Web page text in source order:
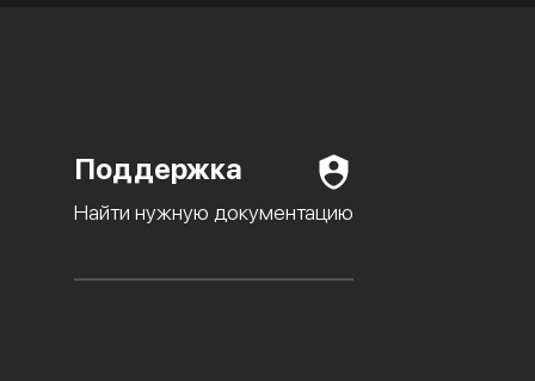
Поддержка
Найти нужную документацию